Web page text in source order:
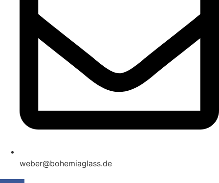
weber@bohemiaglass.de